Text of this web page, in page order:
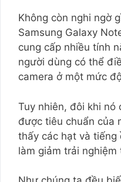
Không còn nghi ngờ
Samsung Galaxy
cung cấp nhiều tính
người dùng có thể
camera ở một mức
Tuy nhiên, đôi khi nó
được tiêu chuẩn của
thấy các hạt và tiếng
làm giảm trải nghiệm